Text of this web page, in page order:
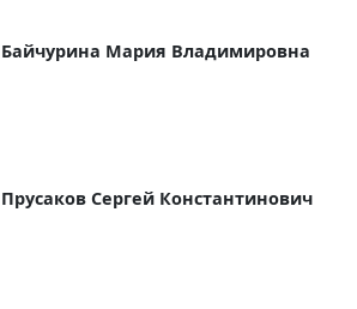
Байчурина Мария Владимировна
Прусаков Сергей Константинович